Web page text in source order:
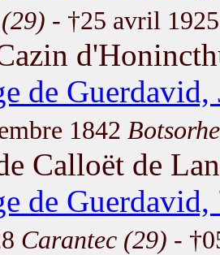
- †25 avril
de Guerdavid,
1842
Calloët de
de
Carantec (29) -